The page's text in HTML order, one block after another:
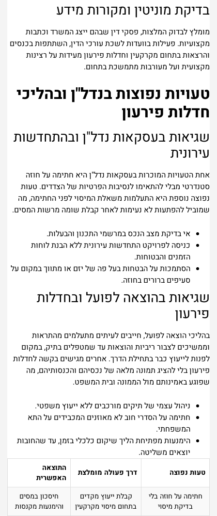
בדיקת מוניטין ומקורות מידע
מומלץ לבדוק המלצות, פסקי דין שבהם ייצג המשרד וכתבות
מקצועיות. פעילות בוועדות לשכת עורכי הדין, השתתפות בכנסים
והרצאות בתחום מקרקעין וחדלות פירעון מעידות על רצינות
מקצועית ועל מעורבות מתמשכת בתחום.
טעויות נפוצות בנדל"ן ובהליכי
חדלות פירעון
שגיאות בעסקאות נדל"ן ובהתחדשות
עירונית
אחת הטעויות המוכרות בעסקאות נדל"ן היא חתימה על חוזה
סטנדרטי מבלי להתאימו לנסיבות הפרטיות של הצדדים. טעות
נפוצה נוספת היא התעלמות משאלת המיסוי לפני החתימה, מה
שמוביל להפתעות לא נעימות לאחר קבלת שומה מרשות המסים.
אי בדיקת מצב הנכס במרשמי התכנון והבעלות.
כניסה לפרויקט התחדשות עירונית ללא הבנת לוחות
הזמנים והבטוחות.
הסתמכות על הבטחות בעל פה של יזם או מתווך במקום על
סעיפים ברורים בחוזה.
שגיאות בהוצאה לפועל ובחדלות
פירעון
בהליכי הוצאה לפועל, חייבים לעיתים מתעלמים מהתראות
וממשיכים לצבור ריביות והוצאות עד שמטפלים בתיק, במקום
לפנות לייעוץ כבר בתחילת הדרך. אחרים מגישים בקשה לחדלות
פירעון בלי להציג תמונה מלאה של נכסיהם והכנסותיהם, מה
שפוגע באמינותם מול הממונה ובית המשפט.
ניהול עצמי של תיקים מורכבים ללא ייעוץ משפטי.
חתימה על הסדרי חוב לא מאוזנים המכבידים על התא
המשפחתי.
הימנעות מפתיחת הליך שיקום כלכלי בזמן, עד שהחובות
יוצאים משליטה.
טעות נפוצה דרך פעולה מומלצת
התוצאה
האפשרית
חתימה על חוזה בלי
בדיקת מיסוי
קבלת ייעוץ מקדים
בתחום מיסוי מקרקעין
חיסכון במסים
והימנעות מקנסות